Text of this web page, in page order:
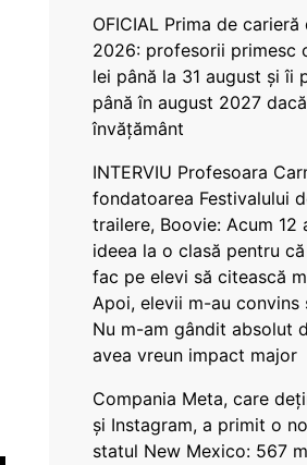
OFICIAL Prima de
2026: profesorii primesc
lei până la 31 august și îi
până în august 2027
învățământ
INTERVIU Profesoara
fondatoarea Festivalului
trailere, Boovie: Acum 12
ideea la o clasă pentru
fac pe elevi să citească
Apoi, elevii m-au convins
Nu m-am gândit absolut
avea vreun impact major
Compania Meta, care
și Instagram, a primit o
statul New Mexico: 567